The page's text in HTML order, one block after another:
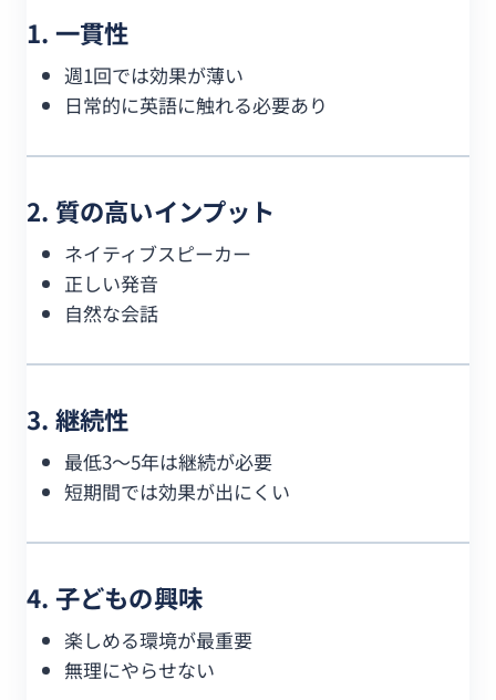
1. 一貫性
週1回では効果が薄い
日常的に英語に触れる必要あり
2. 質の高いインプット
ネイティブスピーカー
正しい発音
自然な会話
3. 継続性
最低3〜5年は継続が必要
短期間では効果が出にくい
4. 子どもの興味
楽しめる環境が最重要
無理にやらせない